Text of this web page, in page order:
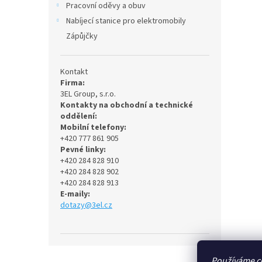
Pracovní oděvy a obuv
Nabíjecí stanice pro elektromobily
Zápůjčky
Kontakt
Firma:
3EL Group, s.r.o.
Kontakty na obchodní a technické
oddělení:
Mobilní telefony:
+420 777 861 905
Pevné linky:
+420 284 828 910
+420 284 828 902
+420 284 828 913
E-maily:
dotazy@3el.cz